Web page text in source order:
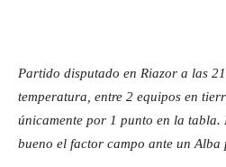
Partido disputado en Riazor a las
temperatura, entre 2 equipos en
únicamente por 1 punto en la
bueno el factor campo ante un Alba